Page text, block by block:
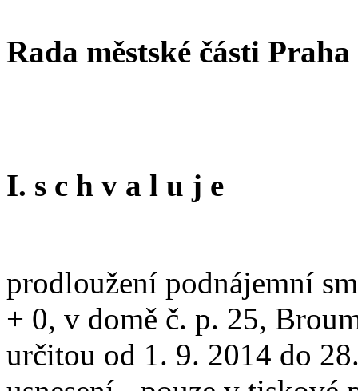
Rada městské části Praha
I. s c h v a l u j e
prodloužení podnájemní
+ 0, v domě č. p. 25,
určitou od 1. 9. 2014 do